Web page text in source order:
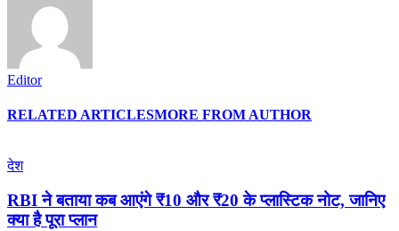
Editor
RELATED ARTICLESMORE FROM AUTHOR
देश
RBI ने बताया कब आएंगे ₹10 और ₹20 के प्लास्टिक नोट, जानिए
क्या है पूरा प्लान